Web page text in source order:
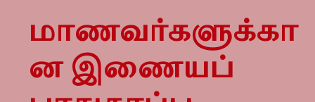
மாணவர்களுக்கா
ன இணையப்